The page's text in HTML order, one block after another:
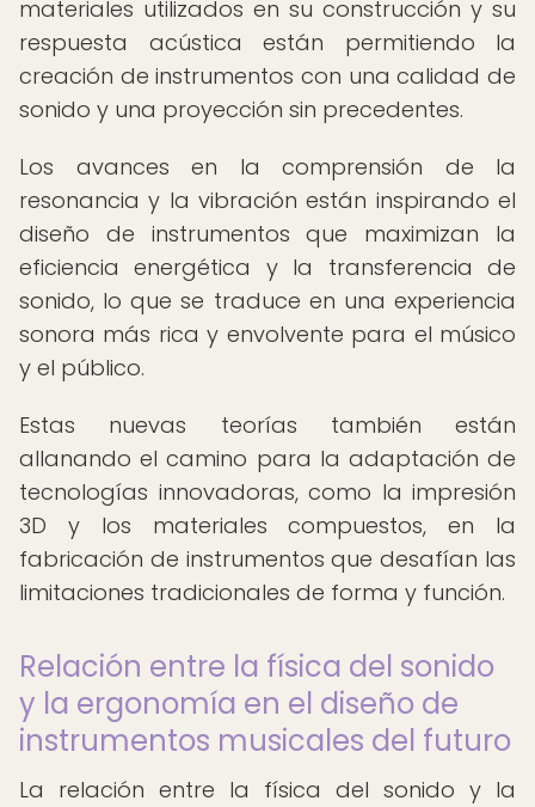
materiales utilizados en su construcción y su
respuesta acústica están permitiendo la
creación de instrumentos con una calidad de
sonido y una proyección sin precedentes.
Los avances en la comprensión de la
resonancia y la vibración están inspirando el
diseño de instrumentos que maximizan la
eficiencia energética y la transferencia de
sonido, lo que se traduce en una experiencia
sonora más rica y envolvente para el músico
y el público.
Estas nuevas teorías también están
allanando el camino para la adaptación de
tecnologías innovadoras, como la impresión
3D y los materiales compuestos, en la
fabricación de instrumentos que desafían las
limitaciones tradicionales de forma y función.
Relación entre la física del sonido
y la ergonomía en el diseño de
instrumentos musicales del futuro
La relación entre la física del sonido y la